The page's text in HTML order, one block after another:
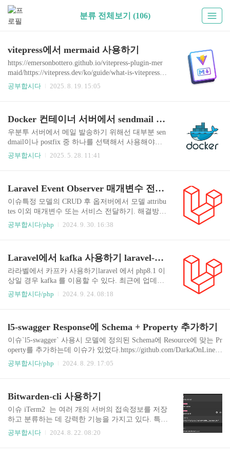
분류 전체보기 (106)
vitepress에서 mermaid 사용하기
https://emersonbottero.github.io/vitepress-plugin-mer
maid/https://vitepress.dev/ko/guide/what-is-vitepressvit
epress에서 mermaid를 사용할 떄는 별도의 plugin을
11.9.0 +vitepress 1.6.4 +vitepress-plugin-mermaid 2.
0.17.vitepress/config.mts 설정하기 //.vitepress/config.
mts import { defin..
공부합시다 2025. 8. 19. 15:05
Docker 컨테이너 서버에서 sendmail 발송하기
우분투 서버에서 메일 발송하기 위해선 대부분 sen
dmail이나 postfix 중 하나를 선택해서 사용해야한
다.동시에 사용할 경우 충돌 이슈가 생길 수 있으며
어, sendmail로 설정하려고 한다. 1. 호스트 서버에 s
endmail 설치하기# sendmail 설치$ sudo apt-get upda
te$ sudo apt-get install sendmail sendmail-cf sendmail-
bin -y# postfix 설치일 경우$ sudo apt-get install postf
ix mailutils 2. 호스트 서버에서 메..
공부합시다 2025. 5. 28. 11:41
Laravel Event Observer 매개변수 전달하기
이슈특정 모델의 CRUD 후 옵저버에서 모델 attribu
tes 이외 매개변수 또는 서비스 전달하기. 해결방안
1. Observer binduse Illuminate\Container\Container;us
e Illuminate\Database\Eloquent\Model;use Illuminate
Attributes 이외 사용할 매개변수$container = new Co
ntainer();$container->bind(UserObserver::class, fn($ap
p) => new UserObserver($args));$dis..
공부합시다/php 2024. 9. 30. 16:38
Laravel에서 kafka 사용하기 laravel-kafka
라라벨에서 카프카 사용하기laravel 에서 php8.1 이
상일 경우 kafka 를 이용할 수 있다. 최근에 업데이
트 된 2.x 버전부턴 8.2이상 지원된다.https://junges.
dev/documentation/laravel-kafka/v2.0/1-introductio
dation.junges.dev설치하기 - librdkafka-dev 설치하
기.apt-get update && apt-get install -y librdkafka-de
v - rdkafka 설치pecl install rdkafka# auto yesech..
공부합시다/php 2024. 9. 24. 08:18
l5-swagger Response에 Schema + Property 추가하기
이슈`l5-swagger` 사용시 모델에 정의된 Schema에 Resource에 맞는 Pr
operty를 추가하는데 이슈가 있었다.https://github.com/DarkaOnLine/L
5-Swagger?tab=readme-ov-file GitHub - DarkaOnLine/L5-Swagger: Ope
nApi or Swagger integration to LaravelOpenApi or Swagger integration t
다보니 사용하는데 에로사항이 조금 있었는데, 우연히 검색하는 과
정에..
공부합시다/php 2024. 8. 29. 17:05
Bitwarden-cli 사용하기
이슈 iTerm2 는 여러 개의 서버의 접속정보를 저장
하고 분류하는 데 강력한 기능을 가지고 있다. 특히
버전3부터 지원된 Password Manager 기능으로 비
공부합시다 2024. 8. 22. 08:20